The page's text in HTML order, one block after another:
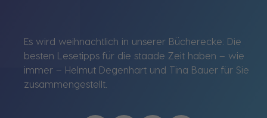
Es wird weihnachtlich in unserer Bücherecke: Die
besten Lesetipps für die staade Zeit haben – wie
immer – Helmut Degenhart und Tina Bauer für Sie
zusammengestellt.